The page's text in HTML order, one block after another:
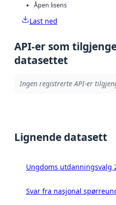
Åpen lisens
Last ned
API-er som
datasettet
Ingen registrerte API-er
Lignende datasett
Ungdoms utdanningsvalg
Svar fra nasjonal